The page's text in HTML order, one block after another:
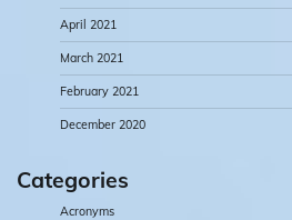
April 2021
March 2021
February 2021
December 2020
Categories
Acronyms